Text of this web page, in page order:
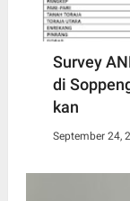
Survey
di
kan
September 24,